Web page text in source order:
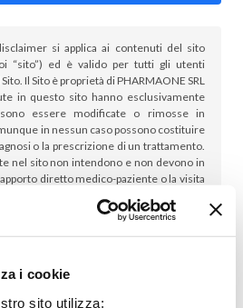
i cookie
sito utilizza:
si applica ai contenuti del sito
“sito”) ed è valido per tutti gli utenti
Il Sito è proprietà di PHARMAONE SRL
in questo sito hanno esclusivamente
essere modificate o rimosse in
in nessun caso possono costituire
o la prescrizione di un trattamento.
nel sito non intendono e non devono in
diretto medico-paziente o la visita
e/o di specialisti riguardo qualsiasi